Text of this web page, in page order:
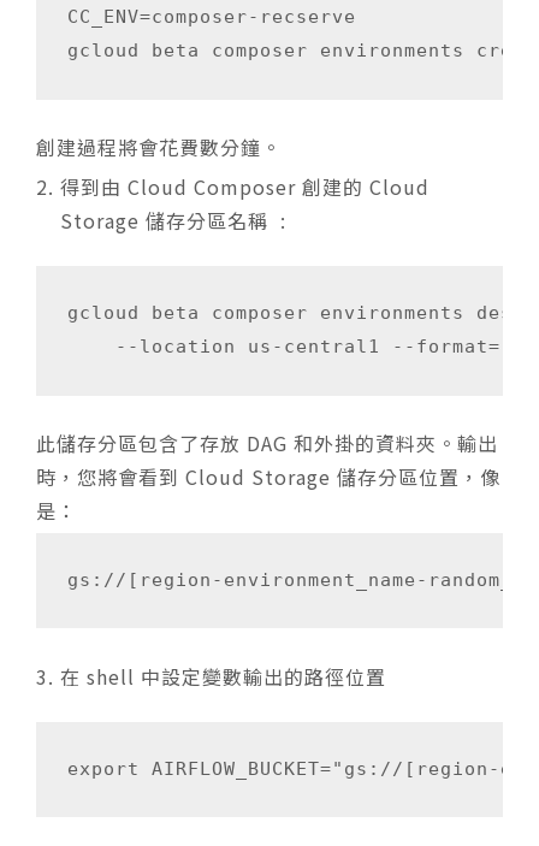
CC_ENV=composer-recserve
創建過程將會花費數分鐘。
得到由 Cloud Composer 創建的 Cloud
Storage 儲存分區名稱 :
gcloud beta composer environments
此儲存分區包含了存放 DAG 和外掛的資料夾。輸出
時，您將會看到 Cloud Storage 儲存分區位置，像
是：
gs://[region-environment_name-
在 shell 中設定變數輸出的路徑位置
export AIRFLOW_BUCKET="gs://[region-